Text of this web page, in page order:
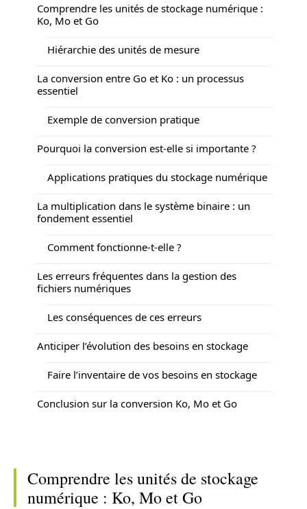
Comprendre les unités de stockage numérique :
Ko, Mo et Go
Hiérarchie des unités de mesure
La conversion entre Go et Ko : un processus
essentiel
Exemple de conversion pratique
Pourquoi la conversion est-elle si importante ?
Applications pratiques du stockage numérique
La multiplication dans le système binaire : un
fondement essentiel
Comment fonctionne-t-elle ?
Les erreurs fréquentes dans la gestion des
fichiers numériques
Les conséquences de ces erreurs
Anticiper l’évolution des besoins en stockage
Faire l’inventaire de vos besoins en stockage
Conclusion sur la conversion Ko, Mo et Go
Comprendre les unités de stockage
numérique : Ko, Mo et Go